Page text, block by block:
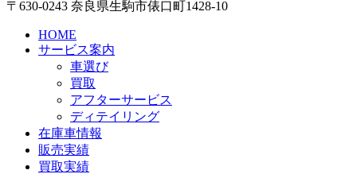
〒630-0243 奈良県生駒市俵口町1428-10
HOME
サービス案内
車選び
買取
アフターサービス
ディテイリング
在庫車情報
販売実績
買取実績